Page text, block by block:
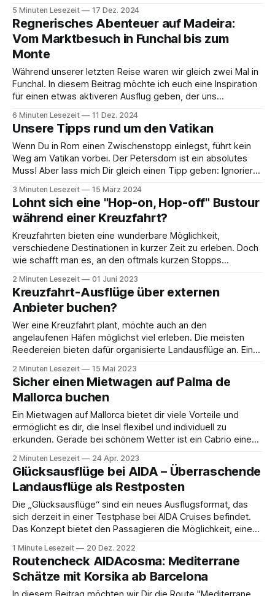
erleben. Hier erfährst du alle Details – von der Planung bis
zur Rückkehr aufs Schiff. Vorbereitung – Unser
5 Minuten Lesezeit 17 Dez. 2024
Regnerisches Abenteuer auf Madeira:
Vom Marktbesuch in Funchal bis zum
Monte
Während unserer letzten Reise waren wir gleich zwei Mal in
Funchal. In diesem Beitrag möchte ich euch eine Inspiration
für einen etwas aktiveren Ausflug geben, der uns
jedes Budget. Tatsächlich haben wir nur ein Busticket für
den Rückweg bezahlt.
6 Minuten Lesezeit 11 Dez. 2024
Unsere Tipps rund um den Vatikan
Wenn Du in Rom einen Zwischenstopp einlegst, führt kein
Weg am Vatikan vorbei. Der Petersdom ist ein absolutes
Muss! Aber lass mich Dir gleich einen Tipp geben: Ignoriere
Dir versprechen, Dich schneller in den Dom zu bringen – das
ist meistens Abzocke.
3 Minuten Lesezeit 15 März 2024
Lohnt sich eine "Hop-on, Hop-off" Bustour
während einer Kreuzfahrt?
Kreuzfahrten bieten eine wunderbare Möglichkeit,
verschiedene Destinationen in kurzer Zeit zu erleben. Doch
wie schafft man es, an den oftmals kurzen Stopps
"Hop-on, Hop-off" Busse ins Spiel, die sich als ideale
Lösung herausstellen. Ja, sie lohnen
2 Minuten Lesezeit 01 Juni 2023
Kreuzfahrt-Ausflüge über externen
Anbieter buchen?
Wer eine Kreuzfahrt plant, möchte auch an den
angelaufenen Häfen möglichst viel erleben. Die meisten
Reedereien bieten dafür organisierte Landausflüge an. Eine
Aktivitäten über Online-Plattformen wie GetYourGuide. Was
genau GetYourGuide ist, welche Vor- und Nachteile es im
Vergleich zu klassischen Reederei-
2 Minuten Lesezeit 15 Mai 2023
Sicher einen Mietwagen auf Palma de
Mallorca buchen
Ein Mietwagen auf Mallorca bietet dir viele Vorteile und
ermöglicht es dir, die Insel flexibel und individuell zu
erkunden. Gerade bei schönem Wetter ist ein Cabrio eine
genießen. Mit einem eigenen Auto bist du unabhängig von
öffentlichen Verkehrsmitteln und kannst
2 Minuten Lesezeit 24 Apr. 2023
Glücksausflüge bei AIDA – Überraschende
Landausflüge als Restposten
Die „Glücksausflüge“ sind ein neues Ausflugsformat, das
sich derzeit in einer Testphase bei AIDA Cruises befindet.
Das Konzept bietet den Passagieren die Möglichkeit, einen
Ausflug ihnen zugewiesen wird. Dieses Format ist aktuell
nur auf wenigen Routen verfügbar und kann über das
1 Minute Lesezeit 20 Dez. 2022
Routencheck AIDAcosma: Mediterrane
Schätze mit Korsika ab Barcelona